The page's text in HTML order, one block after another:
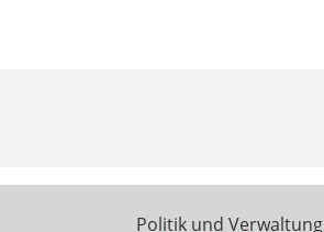
Politik und Verwaltung